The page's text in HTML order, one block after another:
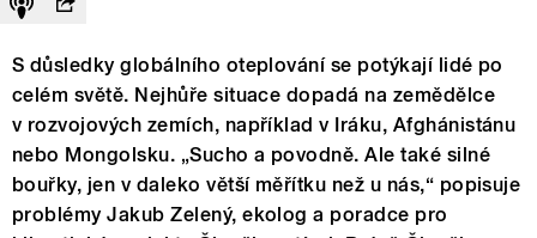
S důsledky globálního oteplování se potýkají lidé po
celém světě. Nejhůře situace dopadá na zemědělce
v rozvojových zemích, například v Iráku, Afghánistánu
nebo Mongolsku. „Sucho a povodně. Ale také silné
bouřky, jen v daleko větší měřítku než u nás,“ popisuje
problémy Jakub Zelený, ekolog a poradce pro